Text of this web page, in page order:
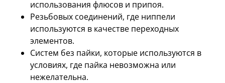
использования флюсов и припоя.
Резьбовых соединений, где ниппели
используются в качестве переходных
элементов.
Систем без пайки, которые используются в
условиях, где пайка невозможна или
нежелательна.